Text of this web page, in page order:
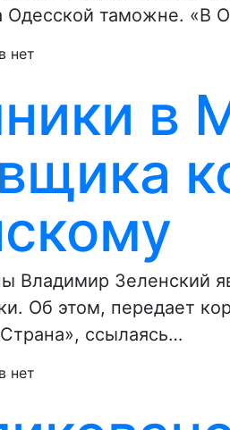
Одесской таможне. «В
нет
в
Владимир Зеленский
Об этом, передает
ссылаясь…
нет